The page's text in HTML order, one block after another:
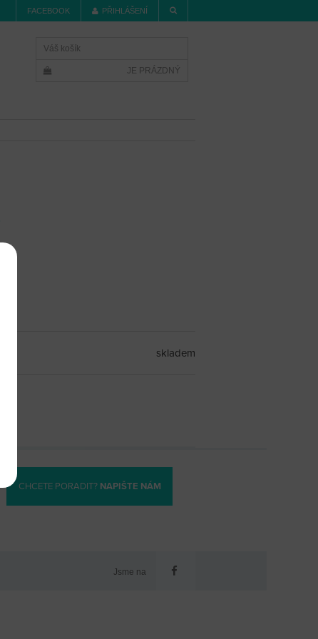
FACEBOOK PŘIHLÁŠENÍ
Váš košík
JE PRÁZDNÝ
skladem
CHCETE PORADIT? NAPIŠTE NÁM
Jsme na